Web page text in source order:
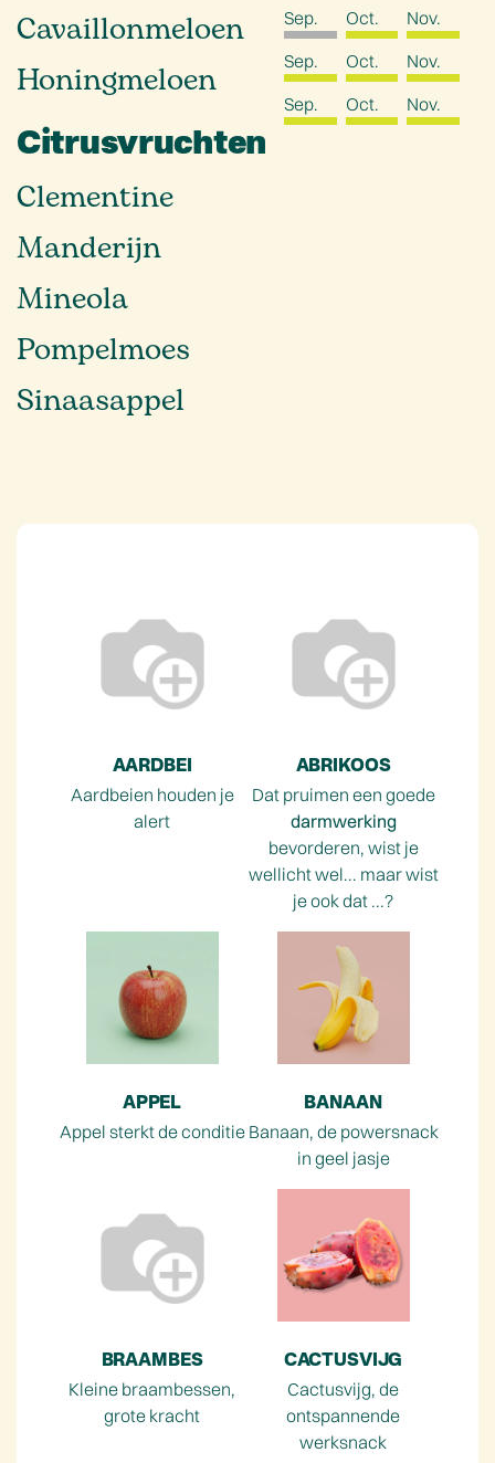
AARDBEI
Aardbeien houden je
alert
ABRIKOOS
Dat pruimen een goede
darmwerking
bevorderen, wist je
wellicht wel... maar wist
je ook dat ...?
APPEL
Appel sterkt de conditie
BANAAN
Banaan, de powersnack
in geel jasje
BRAAMBES
Kleine braambessen,
grote kracht
CACTUSVIJG
Cactusvijg, de
ontspannende
werksnack
Cavaillonmeloen
Honingmeloen
Citrusvruchten
Clementine
Manderijn
Mineola
Pompelmoes
Sinaasappel
Sep.
Oct.
Nov.
Sep.
Oct.
Nov.
Sep.
Oct. Nov.